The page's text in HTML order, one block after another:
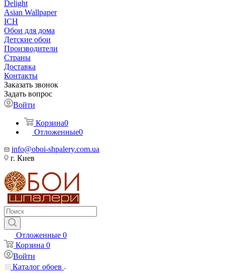
Delight
Asian Wallpaper
ICH
Обои для дома
Детские обои
Производители
Страны
Доставка
Контакты
Заказать звонок
Задать вопрос
Войти
Корзина0
Отложенные0
info@oboi-shpalery.com.ua
г. Киев
Отложенные 0
Корзина 0
Войти
Каталог обоев